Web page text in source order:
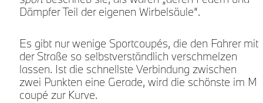
Dämpfer Teil der eigenen Wirbelsäule“.
Es gibt nur wenige Sportcoupés, die den Fahrer mit
der Straße so selbstverständlich verschmelzen
lassen. Ist die schnellste Verbindung zwischen
zwei Punkten eine Gerade, wird die schönste im M
coupé zur Kurve.